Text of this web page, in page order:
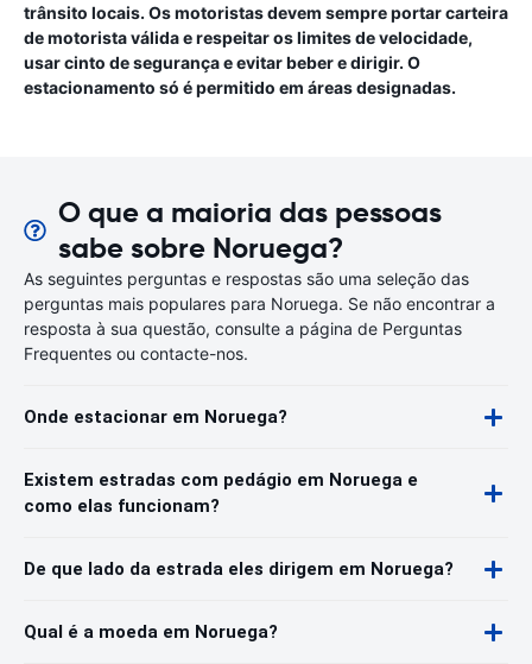
trânsito locais. Os motoristas devem sempre portar carteira
de motorista válida e respeitar os limites de velocidade,
usar cinto de segurança e evitar beber e dirigir. O
estacionamento só é permitido em áreas designadas.
O que a maioria das pessoas
sabe sobre Noruega?
As seguintes perguntas e respostas são uma seleção das
perguntas mais populares para Noruega. Se não encontrar a
resposta à sua questão, consulte a página de Perguntas
Frequentes ou contacte-nos.
Onde estacionar em Noruega?
Existem estradas com pedágio em Noruega e
como elas funcionam?
De que lado da estrada eles dirigem em Noruega?
Qual é a moeda em Noruega?